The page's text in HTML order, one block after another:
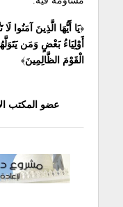
﴿يَا أَيُّهَا الَّذِينَ آمَنُوا
أَوْلِيَاءُ بَعْضٍ وَمَن
الْقَوْمَ الظَّالِمِينَ﴾
عضو المكتب